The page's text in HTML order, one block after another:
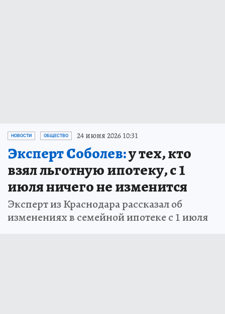
НОВОСТИ ОБЩЕСТВО 24 июня 2026 10:31
Эксперт Соболев:у тех, кто
взял льготную ипотеку, с 1
июля ничего не изменится
Эксперт из Краснодара рассказал об
изменениях в семейной ипотеке с 1 июля